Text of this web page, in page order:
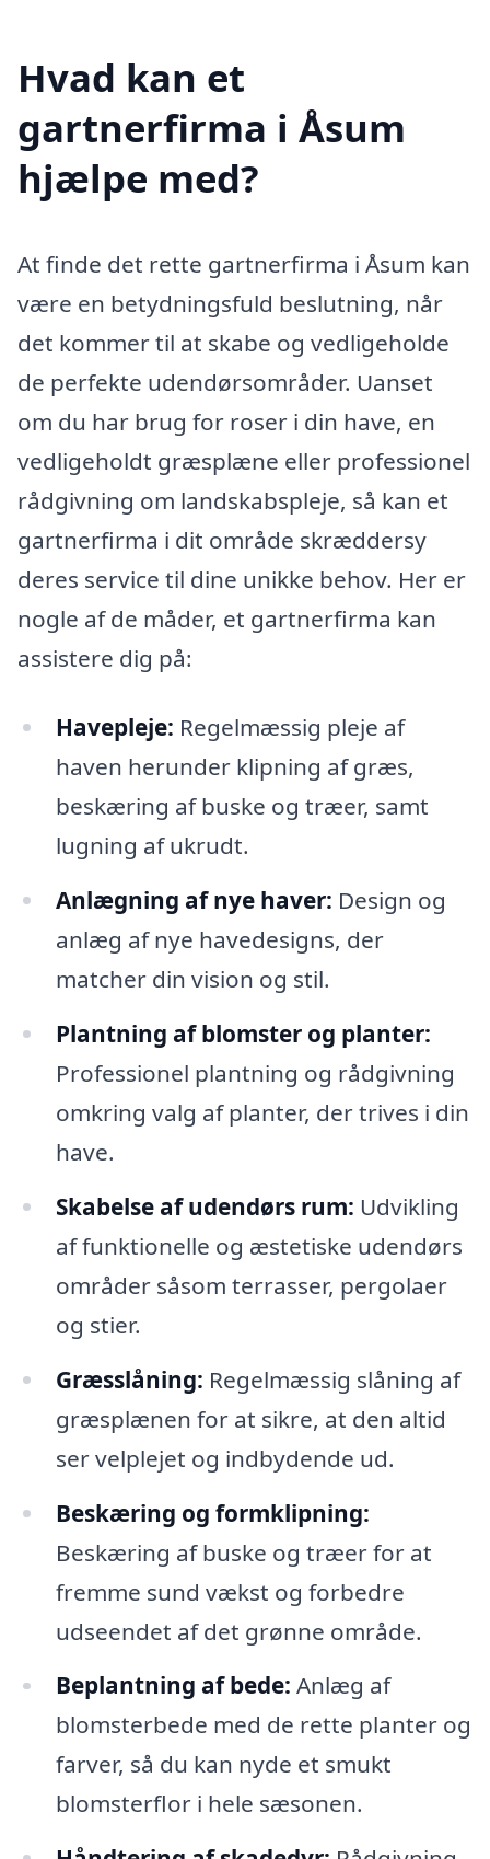
Hvad kan et
gartnerfirma i Åsum
hjælpe med?
At finde det rette gartnerfirma i Åsum kan
være en betydningsfuld beslutning, når
det kommer til at skabe og vedligeholde
de perfekte udendørsområder. Uanset
om du har brug for roser i din have, en
vedligeholdt græsplæne eller professionel
rådgivning om landskabspleje, så kan et
gartnerfirma i dit område skræddersy
deres service til dine unikke behov. Her er
nogle af de måder, et gartnerfirma kan
assistere dig på:
Havepleje: Regelmæssig pleje af
haven herunder klipning af græs,
beskæring af buske og træer, samt
lugning af ukrudt.
Anlægning af nye haver: Design og
anlæg af nye havedesigns, der
matcher din vision og stil.
Plantning af blomster og planter:
Professionel plantning og rådgivning
omkring valg af planter, der trives i din
have.
Skabelse af udendørs rum: Udvikling
af funktionelle og æstetiske udendørs
områder såsom terrasser, pergolaer
og stier.
Græsslåning: Regelmæssig slåning af
græsplænen for at sikre, at den altid
ser velplejet og indbydende ud.
Beskæring og formklipning:
Beskæring af buske og træer for at
fremme sund vækst og forbedre
udseendet af det grønne område.
Beplantning af bede: Anlæg af
blomsterbede med de rette planter og
farver, så du kan nyde et smukt
blomsterflor i hele sæsonen.